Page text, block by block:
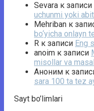
Sevara к записи
uchunmi yoki
Mehriban к
bo‘yicha onlayn
R к записи Eng
anoim к записи
misollar va
Аноним к
sara 100 ta tez
Sayt bo’limlari